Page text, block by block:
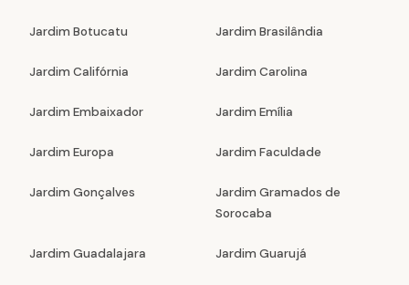
Jardim Botucatu Jardim Brasilândia
Jardim Califórnia Jardim Carolina
Jardim Embaixador Jardim Emília
Jardim Europa Jardim Faculdade
Jardim Gonçalves
Jardim Gramados de
Sorocaba
Jardim Guadalajara Jardim Guarujá